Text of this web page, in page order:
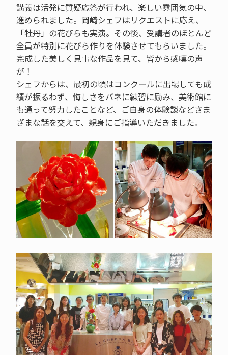
講義は活発に質疑応答が行われ、楽しい雰囲気の中、
進められました。岡崎シェフはリクエストに応え、
「牡丹」の花びらも実演。その後、受講者のほとんど
全員が特別に花びら作りを体験させてもらいました。
完成した美しく見事な作品を見て、皆から感嘆の声
が！
シェフからは、最初の頃はコンクールに出場しても成
績が振るわず、悔しさをバネに練習に励み、美術館に
も通って努力したことなど、ご自身の体験談などさま
ざまな話を交えて、親身にご指導いただきました。